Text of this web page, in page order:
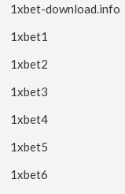
1xbet-download.info
1xbet1
1xbet2
1xbet3
1xbet4
1xbet5
1xbet6